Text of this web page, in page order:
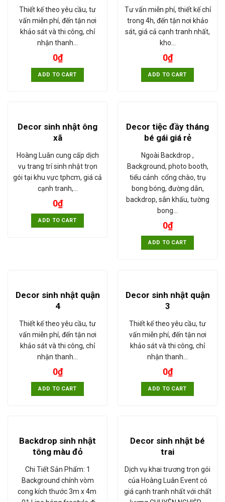
Thiết kế theo yêu cầu, tư
vấn miễn phí, đến tận nơi
khảo sát và thi công, chỉ
nhận thanh…
0₫
ADD TO CART
Tư vấn miễn phí, thiết kế chỉ
trong 4h, đến tận nơi khảo
sát, giá cả cạnh tranh nhất,
kho…
0₫
ADD TO CART
Decor sinh nhật ông
xã
Hoàng Luân cung cấp dịch
vụ trang trí sinh nhật trọn
gói tại khu vực tphcm, giá cả
cạnh tranh,…
0₫
ADD TO CART
Decor tiệc đầy tháng
bé gái giá rẻ
Ngoài Backdrop ,
Background, photo booth,
tiểu cảnh cổng chào, trụ
bong bóng, đường dẫn,
backdrop, sân khấu, tường
bong…
0₫
ADD TO CART
Decor sinh nhật quận
4
Thiết kế theo yêu cầu, tư
vấn miễn phí, đến tận nơi
khảo sát và thi công, chỉ
nhận thanh…
0₫
ADD TO CART
Decor sinh nhật quận
3
Thiết kế theo yêu cầu, tư
vấn miễn phí, đến tận nơi
khảo sát và thi công, chỉ
nhận thanh…
0₫
ADD TO CART
Backdrop sinh nhật
tông màu đỏ
Chi Tiết Sản Phẩm: 1
Background chính vòm
cong kích thước 3m x 4m
Decor sinh nhật bé
trai
Dịch vụ khai trương trọn gói
của Hoàng Luân Event có
giá cạnh tranh nhất với chất